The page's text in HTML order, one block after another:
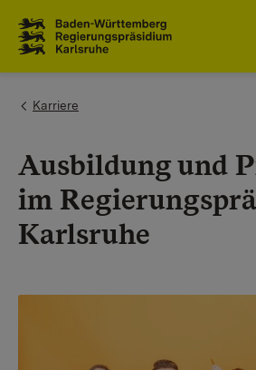
You are here:
Karriere
Ausbildung und
im
Karlsruhe